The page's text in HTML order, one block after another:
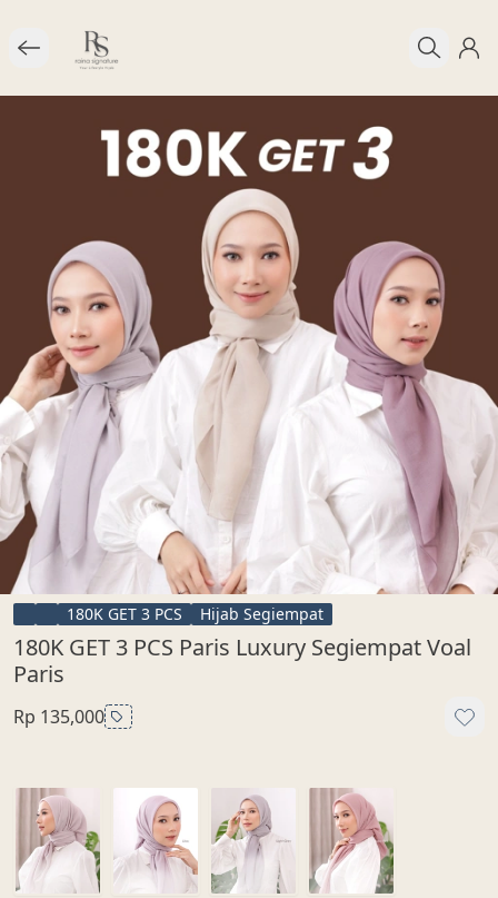
180K GET 3 PCS Hijab Segiempat
180K GET 3 PCS Paris Luxury Segiempat Voal
Paris
Rp 135,000